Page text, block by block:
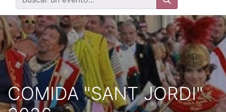
COMIDA "SANT JORDI"